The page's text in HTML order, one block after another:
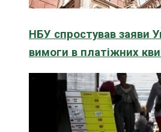
НБУ спростував заяви
вимоги в платіжних